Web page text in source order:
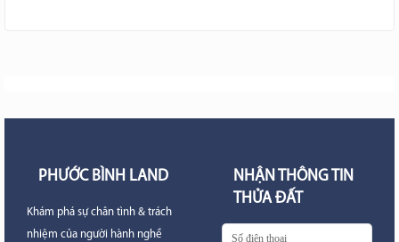
PHƯỚC BÌNH LAND
Khám phá sự chân tình & trách
nhiệm của người hành nghề
NHẬN THÔNG TIN
THỬA ĐẤT